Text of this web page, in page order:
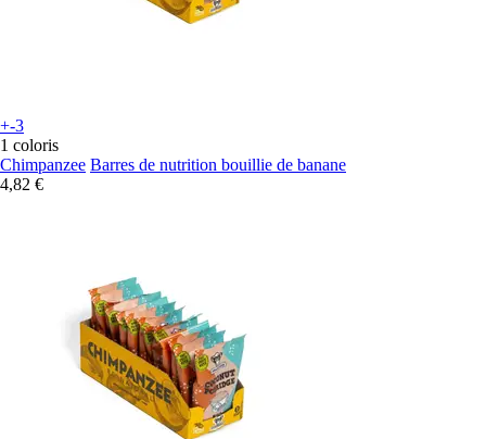
+-3
1 coloris
Chimpanzee Barres de nutrition bouillie de banane
4,82 €